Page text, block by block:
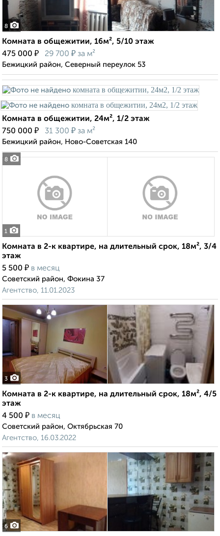
8
Комната в общежитии, 16м², 5/10 этаж
475 000 ₽ 29 700 ₽ за м²
Бежицкий район, Северный переулок 53
8
Комната в общежитии, 24м², 1/2 этаж
750 000 ₽ 31 300 ₽ за м²
Бежицкий район, Ново-Советская 140
1
Комната в 2-к квартире, на длительный срок, 18м², 3/4
этаж
5 500 ₽ в месяц
Советский район, Фокина 37
Агентство, 11.01.2023
3
Комната в 2-к квартире, на длительный срок, 18м², 4/5
этаж
4 500 ₽ в месяц
Советский район, Октябрьская 70
Агентство, 16.03.2022
6